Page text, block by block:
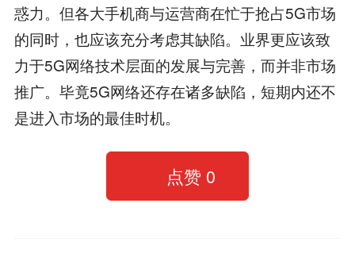
惑力。但各大手机商与运营商在忙于抢占5G市场
的同时，也应该充分考虑其缺陷。业界更应该致
力于5G网络技术层面的发展与完善，而并非市场
推广。毕竟5G网络还存在诸多缺陷，短期内还不
是进入市场的最佳时机。
点赞 0